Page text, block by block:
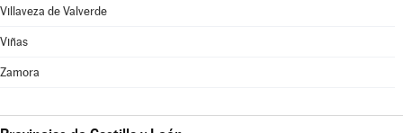
Villaveza de Valverde
Viñas
Zamora